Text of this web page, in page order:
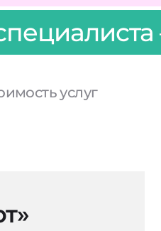
услуг